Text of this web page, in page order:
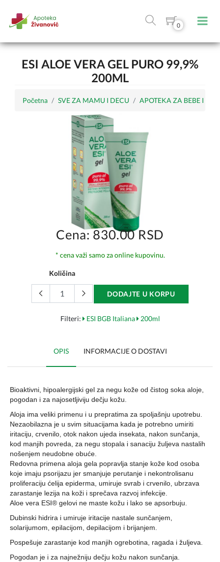
0
ESI ALOE VERA GEL PURO 99,9%
200ML
Početna SVE ZA MAMU I DECU APOTEKA ZA BEBE I
Cena: 830.00 RSD
* cena važi samo za online kupovinu.
Količina
DODAJTE U KORPU
Filteri: ESI BGB Italiana 200ml
OPIS INFORMACIJE O DOSTAVI
Bioaktivni, hipoalergijski gel za negu kože od čistog soka aloje,
pogodan i za najosetljiviju dečju kožu.
Aloja ima veliki primenu i u prepratima za spoljašnju upotrebu.
Nezaobilazna je u svim situacijama kada je potrebno umiriti
iritaciju, crvenilo, otok nakon ujeda insekata, nakon sunčanja,
kod manjih povreda, za negu stopala i sanaciju žuljeva nastalih
nošenjem neudobne obuće.
Redovna primena aloja gela popravlja stanje kože kod osoba
koje imaju psorijazu jer smanjuje perutanje i nekontrolisanu
proliferaciju ćelija epiderma, umiruje svrab i crvenilo, ubrzava
zarastanje lezija na koži i sprečava razvoj infekcije.
Aloe vera ESI® gelovi ne maste kožu i lako se apsorbuju.
Dubinski hidrira i umiruje iritacije nastale sunčanjem,
solarijumom, epilacijom, depilacijom i brijanjem.
Pospešuje zarastanje kod manjih ogrebotina, ragada i žuljeva.
Pogodan je i za najnežniju dečju kožu nakon sunčanja.